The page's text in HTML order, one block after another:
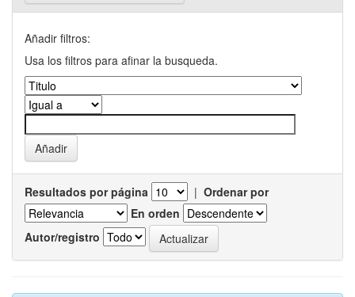
Añadir filtros:
Usa los filtros para afinar la busqueda.
Resultados por página | Ordenar por
En orden
Autor/registro